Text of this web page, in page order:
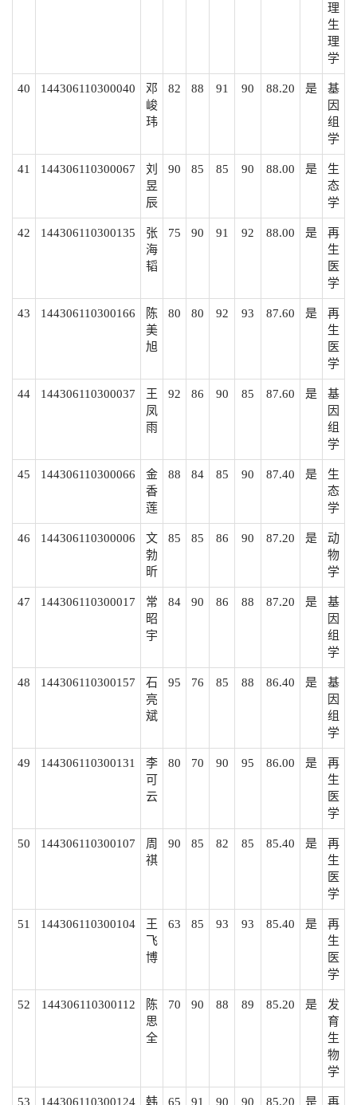
理
生
理
学
40 144306110300040
邓
峻
玮
82 88 91 90 88.20 是
基
因
组
学
41 144306110300067
刘
昱
辰
90 85 85 90 88.00 是
生
态
学
42 144306110300135
张
海
韬
75 90 91 92 88.00 是
再
生
医
学
43 144306110300166
陈
美
旭
80 80 92 93 87.60 是
再
生
医
学
44 144306110300037
王
凤
雨
92 86 90 85 87.60 是
基
因
组
学
45 144306110300066
金
香
莲
88 84 85 90 87.40 是
生
态
学
46 144306110300006
文
勃
昕
85 85 86 90 87.20 是
动
物
学
47 144306110300017
常
昭
宇
84 90 86 88 87.20 是
基
因
组
学
48 144306110300157
石
亮
斌
95 76 85 88 86.40 是
基
因
组
学
49 144306110300131
李
可
云
80 70 90 95 86.00 是
再
生
医
学
50 144306110300107
周
祺
90 85 82 85 85.40 是
再
生
医
学
51 144306110300104
王
飞
博
63 85 93 93 85.40 是
再
生
医
学
52 144306110300112
陈
思
全
70 90 88 89 85.20 是
发
育
生
物
学
53 144306110300124 韩 65 91 90 90 85.20 是 再